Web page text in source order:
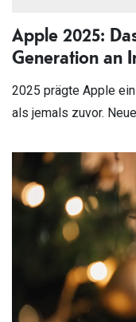
Apple 2025:
Generation an
2025 prägte Apple
als jemals zuvor.